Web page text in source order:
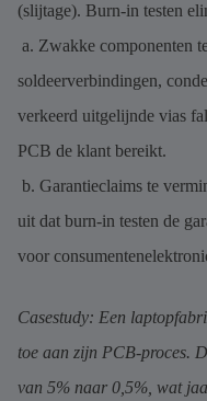
(slijtage). Burn-in testen
a. Zwakke componenten
soldeerverbindingen,
verkeerd uitgelijnde vias
PCB de klant bereikt.
b. Garantieclaims te
uit dat burn-in testen de
voor
Casestudy: Een
toe aan zijn PCB-proces.
van 5% naar 0,5%, wat